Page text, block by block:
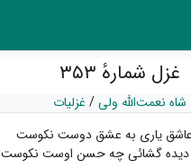
غزل شمارهٔ ۳۵۳
شاه نعمت‌الله ولی/ غزلیات
عاشق یاری به عشق دوست نکوست
دیده گشائی چه حسن اوست نکوست